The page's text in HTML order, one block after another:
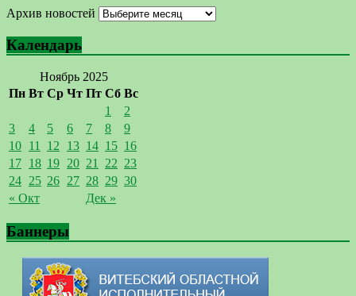
Архив новостей
Календарь
Ноябрь 2025
Пн Вт Ср Чт Пт Сб Вс
« Окт Дек »
1
2
3
4 5 6 7 8
9
10 11 12 13 14 15 16
17 18 19 20 21 22 23
24 25 26 27 28 29 30
Баннеры